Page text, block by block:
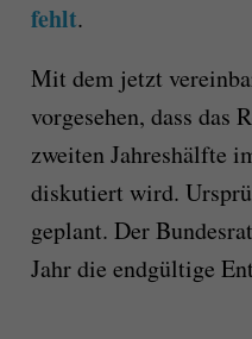
fehlt.
Mit dem jetzt
vorgesehen, dass das
zweiten Jahreshälfte
diskutiert wird.
geplant. Der
Jahr die endgültige